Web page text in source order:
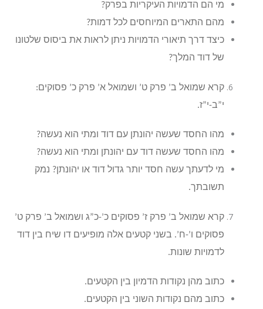
מי הם הדמויות העיקריות בפרק?
מהם התארים המיוחסים לכל דמות?
כיצד דרך תיאורי הדמויות ניתן לראות את ביסוס שלטונו
של דוד המלך?
קרא שמואל ב’ פרק ט’ ושמואל א’ פרק כ’ פסוקים:
י”ב-י”ז.
מהו החסד שעשה יהונתן עם דוד ומתי הוא נעשה?
מהו החסד שעשה דוד עם יהונתן ומתי הוא נעשה?
מי לדעתך עשה חסד יותר גדול דוד או יהונתן? נמק
תשובתך.
קרא שמואל ב’ פרק ז’ פסוקים כ’-כ”ג ושמואל ב’ פרק ט’
פסוקים ו’-ח’. בשני קטעים אלה מופיעים דו שיח בין דוד
לדמויות שונות.
כתוב מהן נקודות הדמיון בין הקטעים.
כתוב מהם נקודות השוני בין הקטעים.